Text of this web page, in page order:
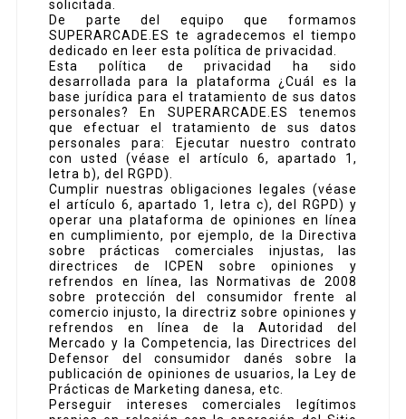
solicitada.
De parte del equipo que formamos
SUPERARCADE.ES te agradecemos el tiempo
dedicado en leer esta política de privacidad.
Esta política de privacidad ha sido
desarrollada para la plataforma ¿Cuál es la
base jurídica para el tratamiento de sus datos
personales? En SUPERARCADE.ES tenemos
que efectuar el tratamiento de sus datos
personales para: Ejecutar nuestro contrato
con usted (véase el artículo 6, apartado 1,
letra b), del RGPD).
Cumplir nuestras obligaciones legales (véase
el artículo 6, apartado 1, letra c), del RGPD) y
operar una plataforma de opiniones en línea
en cumplimiento, por ejemplo, de la Directiva
sobre prácticas comerciales injustas, las
directrices de ICPEN sobre opiniones y
refrendos en línea, las Normativas de 2008
sobre protección del consumidor frente al
comercio injusto, la directriz sobre opiniones y
refrendos en línea de la Autoridad del
Mercado y la Competencia, las Directrices del
Defensor del consumidor danés sobre la
publicación de opiniones de usuarios, la Ley de
Prácticas de Marketing danesa, etc.
Perseguir intereses comerciales legítimos